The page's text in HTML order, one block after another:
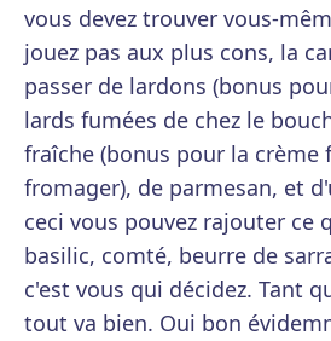
vous devez trouver vous-
jouez pas aux plus cons, la
passer de lardons (bonus
lards fumées de chez le
fraîche (bonus pour la crème
fromager), de parmesan, et
ceci vous pouvez rajouter ce
basilic, comté, beurre de
c'est vous qui décidez. Tant
tout va bien. Oui bon